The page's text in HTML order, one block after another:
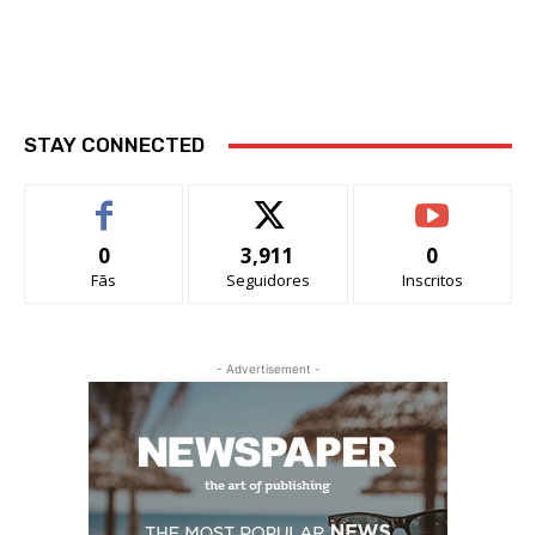
STAY CONNECTED
0
Fãs
3,911
Seguidores
0
Inscritos
- Advertisement -